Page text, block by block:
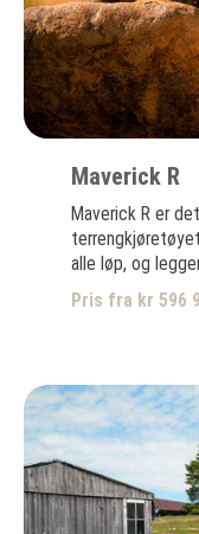
Maverick R
Maverick R er
alle løp, og
Pris fra kr 596